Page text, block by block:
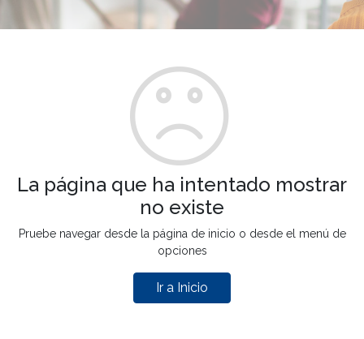
La página que ha intentado mostrar
no existe
Pruebe navegar desde la página de inicio o desde el menú de
opciones
Ir a Inicio